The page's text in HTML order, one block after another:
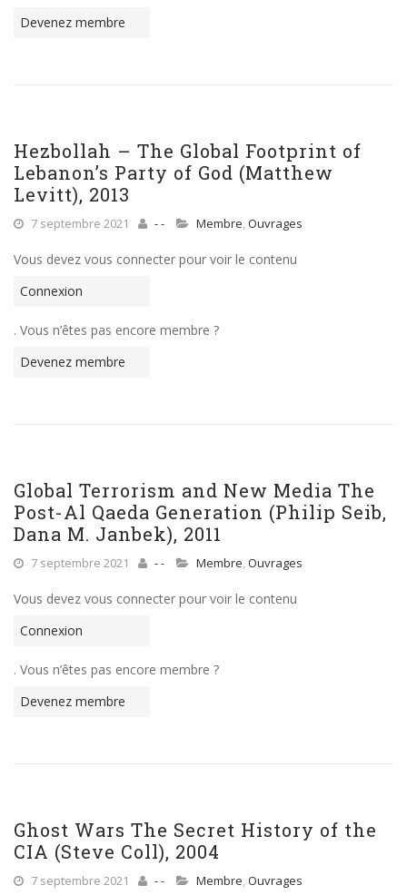
Devenez membre
Hezbollah – The Global Footprint of
Lebanon’s Party of God (Matthew
Levitt), 2013
7 septembre 2021 - - Membre, Ouvrages
Vous devez vous connecter pour voir le contenu
Connexion
. Vous n’êtes pas encore membre ?
Devenez membre
Global Terrorism and New Media The
Post-Al Qaeda Generation (Philip Seib,
Dana M. Janbek), 2011
7 septembre 2021 - - Membre, Ouvrages
Vous devez vous connecter pour voir le contenu
Connexion
. Vous n’êtes pas encore membre ?
Devenez membre
Ghost Wars The Secret History of the
CIA (Steve Coll), 2004
7 septembre 2021 - - Membre, Ouvrages